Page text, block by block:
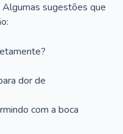
sugestões que
dor de
com a boca